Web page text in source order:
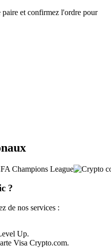
paire et confirmez l'ordre pour
?
de nos services :
Up.
Visa Crypto.com.